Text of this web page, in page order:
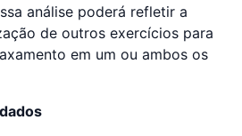
análise poderá refletir a
de outros exercícios para
em um ou ambos os